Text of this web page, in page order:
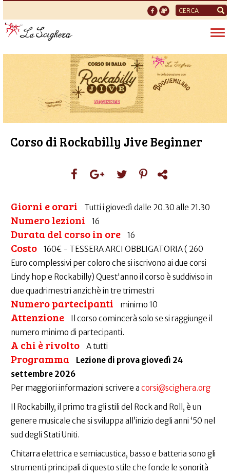
Form
di
ricerca
Corso di Rockabilly Jive Beginner
Giorni e orari Tutti i giovedì dalle 20.30 alle 21.30
Numero lezioni 16
Durata del corso in ore 16
Costo
160€ - TESSERA ARCI OBBLIGATORIA ( 260
Euro complessivi per coloro che si iscrivono ai due corsi
Lindy hop e Rockabilly) Quest'anno il corso è suddiviso in
due quadrimestri anzichè in tre trimestri
Numero partecipanti minimo 10
Attenzione
Il corso comincerà solo se si raggiunge il
numero minimo di partecipanti.
A chi è rivolto A tutti
Programma
Lezione di prova giovedì 24
settembre 2026
Per maggiori informazioni scrivere a corsi@scighera.org
Il Rockabilly, il primo tra gli stili del Rock and Roll, è un
genere musicale che si sviluppa all’inizio degli anni ‘50 nel
sud degli Stati Uniti.
Chitarra elettrica e semiacustica, basso e batteria sono gli
strumenti principali di questo stile che fonde le sonorità